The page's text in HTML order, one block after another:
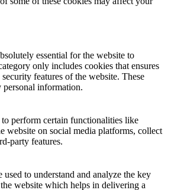
essential for the website to
only includes cookies that ensures
features of the website. These
personal information.
perform certain functionalities like
website on social media platforms, collect
party features.
used to understand and analyze the key
website which helps in delivering a